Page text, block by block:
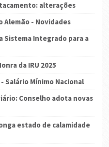
alterações
Alemão - Novidades
Sistema Integrado para a
da IRU 2025
Salário Mínimo Nacional
Conselho adota novas
estado de calamidade